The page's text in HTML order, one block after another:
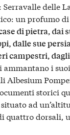
Serravalle delle
un profumo
di pietra, dai
dalle sue
campestri,
ammantano i suoi
Albesium
storici
ad
quattro dorsali,